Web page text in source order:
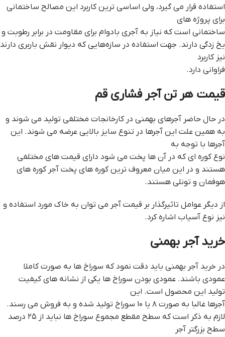
استفاده قرار می گیرد، ولی اساسی ترین کاربرد این مصالح ساختمانی
برای پروژه‌ های
ساختمانی است که نیاز به آجری بادوام برای مقاومت در برابر رطوبت و
یخ‌ زدگی دارند. جهت استفاده در سازه‌هایی که دیوار نقش باربری دارند
نیز کاربرد
فراوانی دارد.
قيمت هر تن آجر فشاري قم
در حال حاضر آجرهای بهمنی در کارخانجات مختلفی تولید می شوند و
به همین علت این آجرها در تنوع سایز بالایی عرضه می شوند. این
آجرها با توجه به
نوع کوره ای که در آن ها پخت می شود دارای قیمت های مختلفی
هستند و در این میان معروف ترین کوره های پخت آجر کوره های
هوفمان و تونلی هستند.
از دیگر عوامل تاثیرگذار بر قیمت آجر می توان به خاک مورد استفاده و
نیز نوع آسیاب اشاره کرد.
خرید آجر بهمنی
در خرید آجر بهمنی باید دقت نمود که سوراخ ها به صورت کاملا
عمودی باشند. عمودی بودن سوراخ ها یکی از نشانه های کیفیت
تولید این محصول است. این
آجرها غالبا به صورت ۸ یا ۱۰ سوراخ تولید شده و به فروش می رسند.
لازم به ذکر است که سطح مقطع مجموع سوراخ ها نباید از ۲۵ درصد
سطح بزرگتر آجر